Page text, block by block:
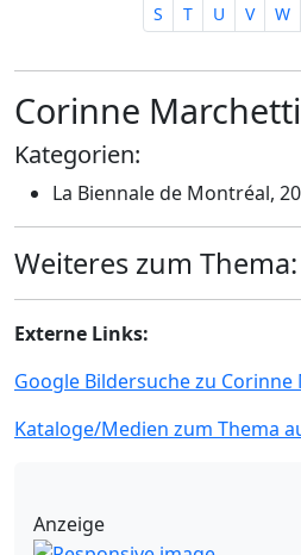
S T U V W
Corinne Marchetti
Kategorien:
La Biennale de Montréal,
Weiteres zum Thema:
Externe Links:
Google Bildersuche zu
Kataloge/Medien zum Thema
Anzeige